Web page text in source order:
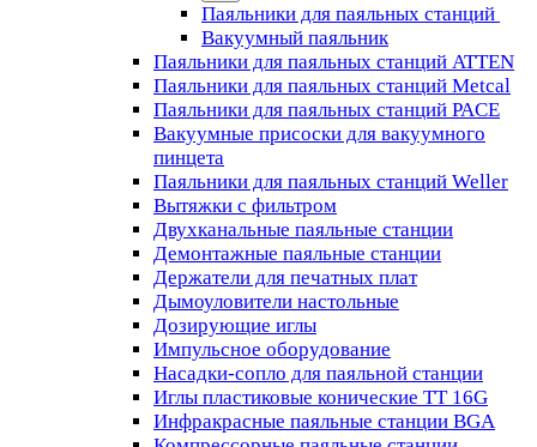
Паяльники для паяльных станций
Вакуумный паяльник
Паяльники для паяльных станций ATTEN
Паяльники для паяльных станций Metcal
Паяльники для паяльных станций PACE
Вакуумные присоски для вакуумного
пинцета
Паяльники для паяльных станций Weller
Вытяжки с фильтром
Двухканальные паяльные станции
Демонтажные паяльные станции
Держатели для печатных плат
Дымоуловители настольные
Дозирующие иглы
Импульсное оборудование
Насадки-сопло для паяльной станции
Иглы пластиковые конические TT 16G
Инфракрасные паяльные станции BGA